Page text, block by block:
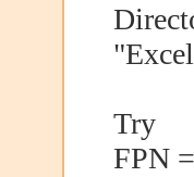
Try
FPN